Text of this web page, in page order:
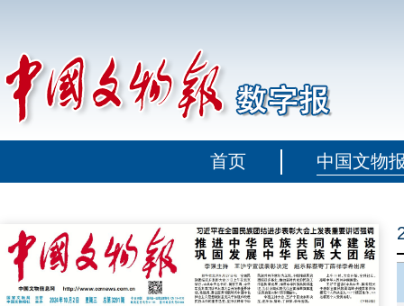
首页 中国文物